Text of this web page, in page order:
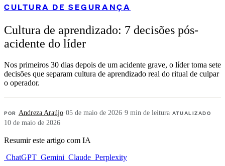
CULTURA DE SEGURANÇA
Cultura de aprendizado: 7 decisões pós-
acidente do líder
Nos primeiros 30 dias depois de um acidente grave, o líder toma sete
decisões que separam cultura de aprendizado real do ritual de culpar
o operador.
POR Andreza Araújo·05 de maio de 2026·9 min de leitura·ATUALIZADO
10 de maio de 2026
Resumir este artigo com IA
ChatGPT Gemini Claude Perplexity